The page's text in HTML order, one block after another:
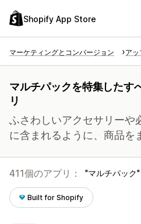
Shopify App Store
マーケティングとコンバージョン ア
マルチパックを特集したす
リ
ふさわしいアクセサリーや
に含まれるように、商品を
411個のアプリ： マルチパック
Built for Shopify